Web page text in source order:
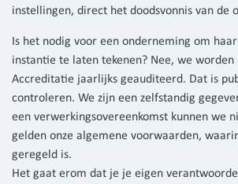
instellingen, direct het doodsvonnis van de
Is het nodig voor een onderneming om
instantie te laten tekenen? Nee, we worden
Accreditatie jaarlijks geauditeerd. Dat is
controleren. We zijn een zelfstandig
een verwerkingsovereenkomst kunnen we
gelden onze algemene voorwaarden,
geregeld is.
Het gaat erom dat je je eigen